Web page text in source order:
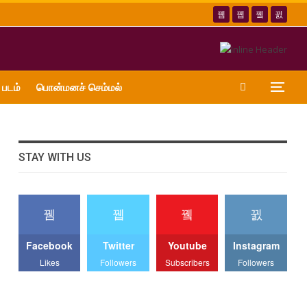
படம் பொன்மனச் செம்மல்
STAY WITH US
Facebook
Likes
Twitter
Followers
Youtube
Subscribers
Instagram
Followers